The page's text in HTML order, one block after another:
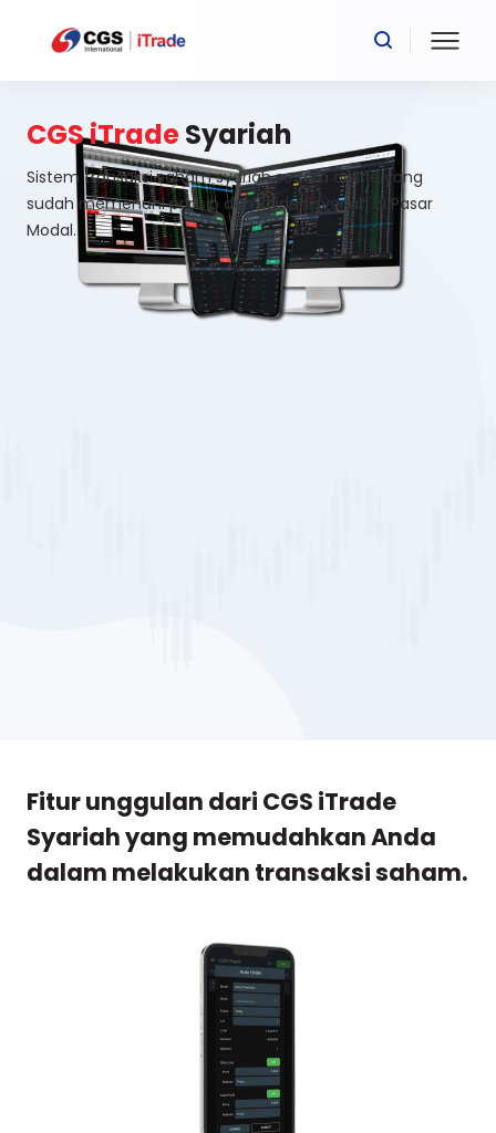
CGS iTradeSyariah
Sistem transaksi saham syariah secara online yang
sudah memenuhi prinsip dan kaidah syariah di Pasar
Modal.
Fitur unggulan dari CGS iTrade
Syariah yang memudahkan Anda
dalam melakukan transaksi saham.